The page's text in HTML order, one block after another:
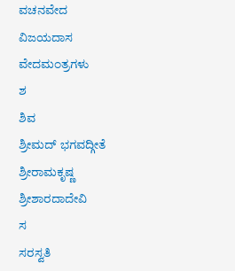
ವಚನವೇದ
ವಿಜಯದಾಸ
ವೇದಮಂತ್ರಗಳು
ಶ
ಶಿವ
ಶ್ರೀಮದ್ ಭಗವದ್ಗೀತೆ
ಶ್ರೀರಾಮಕೃಷ್ಣ
ಶ್ರೀಶಾರದಾದೇವಿ
ಸ
ಸರಸ್ವತಿ